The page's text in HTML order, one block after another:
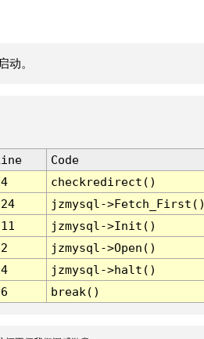
动。
Code
checkredirect()
jzmysql-
jzmysql->Init()
jzmysql->Open()
jzmysql->halt()
break()